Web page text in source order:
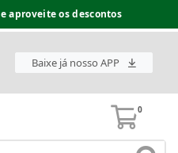
aproveite os descontos
Baixe já nosso APP
0